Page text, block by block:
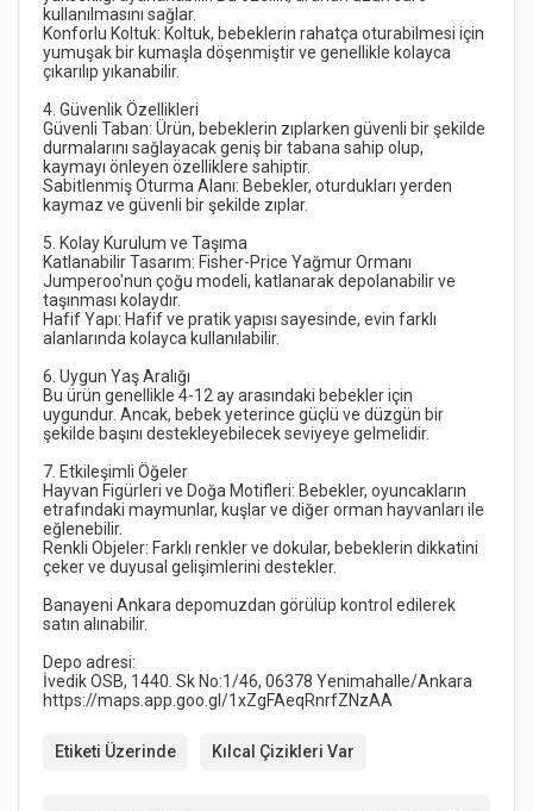
Konforlu Koltuk: Koltuk, bebeklerin rahatça oturabilmesi için
yumuşak bir kumaşla döşenmiştir ve genellikle kolayca
Güvenli Taban: Ürün, bebeklerin zıplarken güvenli bir şekilde
durmalarını sağlayacak geniş bir tabana sahip olup,
Sabitlenmiş Oturma Alanı: Bebekler, oturdukları yerden
Katlanabilir Tasarım: Fisher-Price Yağmur Ormanı
Jumperoo'nun çoğu modeli, katlanarak depolanabilir ve
Hafif Yapı: Hafif ve pratik yapısı sayesinde, evin farklı
Bu ürün genellikle 4-12 ay arasındaki bebekler için
uygundur. Ancak, bebek yeterince güçlü ve düzgün bir
Hayvan Figürleri ve Doğa Motifleri: Bebekler, oyuncakların
etrafındaki maymunlar, kuşlar ve diğer orman hayvanları ile
Renkli Objeler: Farklı renkler ve dokular, bebeklerin dikkatini
Banayeni Ankara depomuzdan görülüp kontrol edilerek
Etiketi Üzerinde Kılcal Çizikleri Var